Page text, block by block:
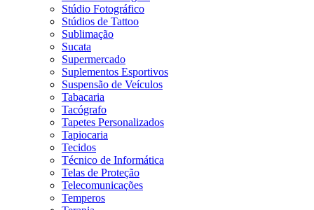
Stúdio Fotográfico
Stúdios de Tattoo
Sublimação
Sucata
Supermercado
Suplementos Esportivos
Suspensão de Veículos
Tabacaria
Tacógrafo
Tapetes Personalizados
Tapiocaria
Tecidos
Técnico de Informática
Telas de Proteção
Telecomunicações
Temperos